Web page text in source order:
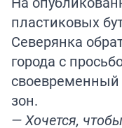
пластиковых
Северянка
города с
своевременный
зон.
— Хочется,